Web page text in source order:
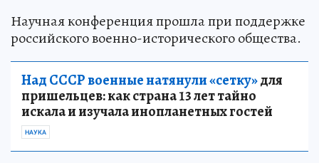
Научная конференция прошла при поддержке
российского военно-исторического общества.
Над СССР военные натянули «сетку»для
пришельцев: как страна 13 лет тайно
искала и изучала инопланетных гостей
НАУКА